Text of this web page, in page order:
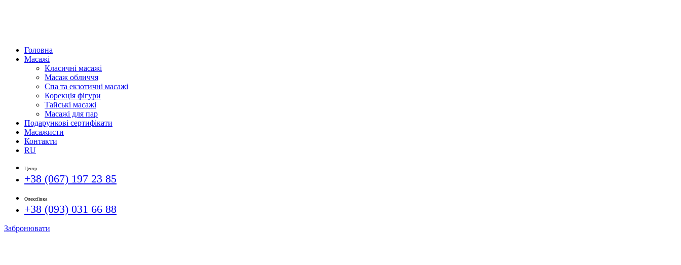
Головна
Масажі
Класичні масажі
Масаж обличчя
Спа та екзотичні масажі
Корекція фігури
Тайські масажі
Масажі для пар
Подарункові сертифікати
Масажисти
Контакти
RU
Центр
+38 (067) 197 23 85
Олексіївка
+38 (093) 031 66 88
Забронювати